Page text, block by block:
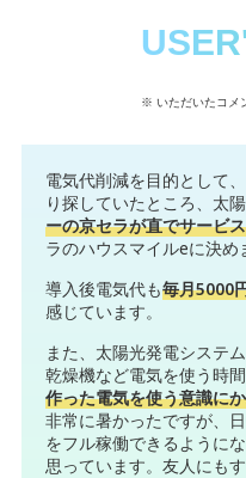
※ いただいたコメ
電気代削減を目的として
り探していたところ、太
ーの京セラが直でサービ
ラのハウスマイルeに決め
導入後電気代も毎月5000
感じています。
また、太陽光発電システ
乾燥機など電気を使う時
作った電気を使う意識に
非常に暑かったですが、
をフル稼働できるように
思っています。友人にも